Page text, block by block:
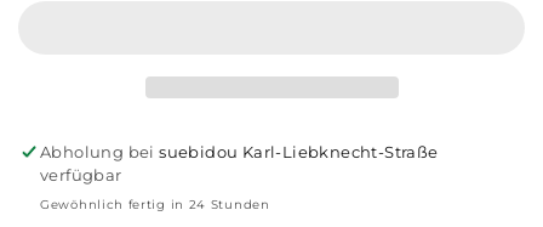
Abholung beisuebidou Karl-Liebknecht-Straße
verfügbar
Gewöhnlich fertig in 24 Stunden